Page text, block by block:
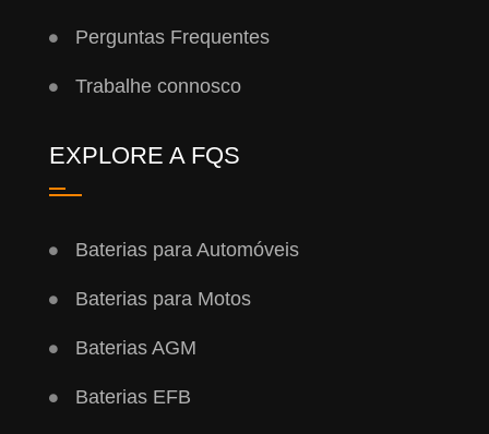
Perguntas Frequentes
Trabalhe connosco
EXPLORE A FQS
Baterias para Automóveis
Baterias para Motos
Baterias AGM
Baterias EFB